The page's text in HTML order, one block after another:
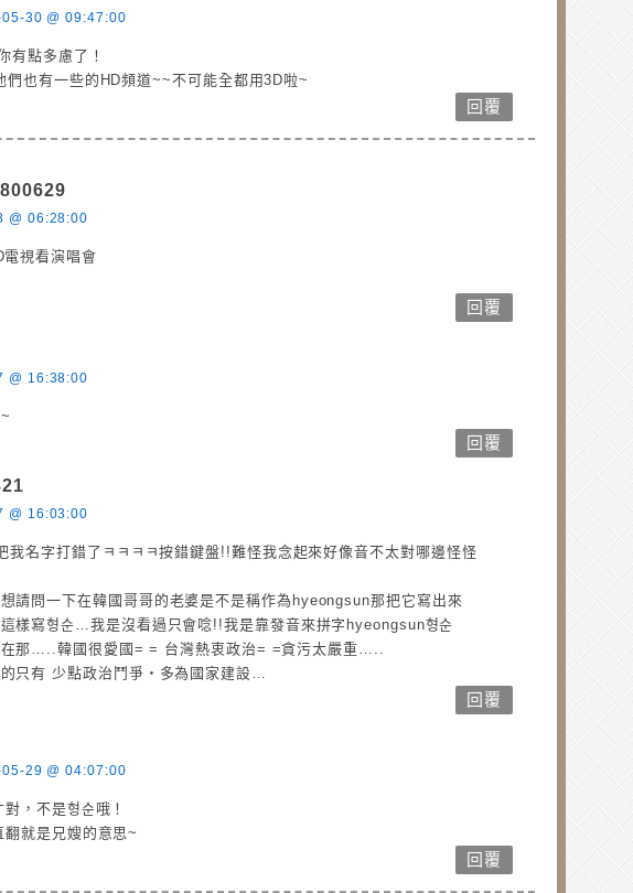
30 @ 09:47:00
有點多慮了！
們也有一些的HD頻道~~不可能全都用3D啦~
回覆
@ 06:28:00
電視看演唱會
回覆
@ 16:38:00
回覆
@ 16:03:00
我名字打錯了ㅋㅋㅋㅋ按錯鍵盤!!難怪我念起來好像音不太對哪邊怪怪
請問一下在韓國哥哥的老婆是不是稱作為hyeongsun那把它寫出來
樣寫형순…我是沒看過只會唸!!我是靠發音來拼字hyeongsun형순
那…..韓國很愛國= = 台灣熱衷政治= =貪污太嚴重…..
只有 少點政治鬥爭‧多為國家建設…
回覆
29 @ 04:07:00
對，不是형순哦！
翻就是兄嫂的意思~
回覆